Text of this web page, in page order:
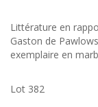
Littérature en
Gaston de
exemplaire en
Lot 382